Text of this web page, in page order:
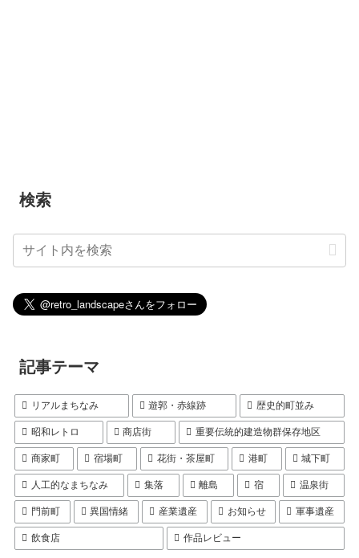
検索
記事テーマ
リアルまちなみ 遊郭・赤線跡 歴史的町並み
昭和レトロ 商店街 重要伝統的建造物群保存地区
商家町 宿場町 花街・茶屋町 港町 城下町
人工的なまちなみ 集落 離島 宿 温泉街
門前町 異国情緒 産業遺産 お知らせ 軍事遺産
飲食店 作品レビュー